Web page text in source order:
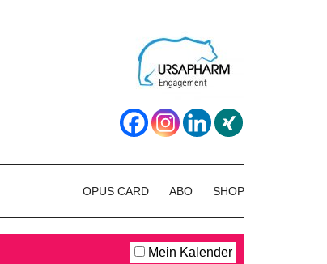
SHOP
ABO
OPUS CARD
Mein Kalender